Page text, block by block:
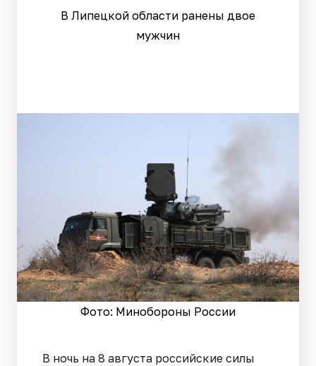
В Липецкой области ранены двое
мужчин
Фото: Минобороны России
В ночь на 8 августа российские силы